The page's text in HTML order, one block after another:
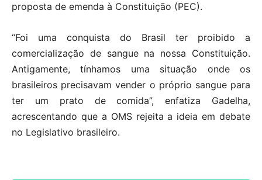
proposta de emenda à Constituição (PEC).
“Foi uma conquista do Brasil ter proibido a
comercialização de sangue na nossa Constituição.
Antigamente, tínhamos uma situação onde os
brasileiros precisavam vender o próprio sangue para
ter um prato de comida”, enfatiza Gadelha,
acrescentando que a OMS rejeita a ideia em debate
no Legislativo brasileiro.